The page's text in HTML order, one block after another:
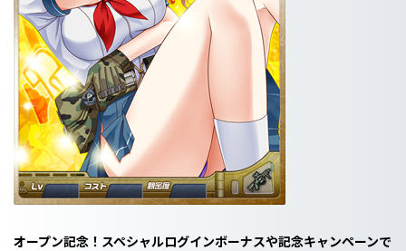
オープン記念！スペシャルログインボーナスや記念キャンペーンで